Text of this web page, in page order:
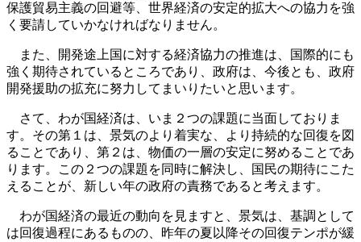
保護貿易主義の回避等、世界経済の安定的拡大への協力を強
く要請していかなければなりません。
また、開発途上国に対する経済協力の推進は、国際的にも
強く期待されているところであり、政府は、今後とも、政府
開発援助の拡充に努力してまいりたいと思います。
さて、わが国経済は、いま２つの課題に当面しておりま
す。その第１は、景気のより着実な、より持続的な回復を図
ることであり、第２は、物価の一層の安定に努めることであ
ります。この２つの課題を同時に解決し、国民の期待にこた
えることが、新しい年の政府の責務であると考えます。
わが国経済の最近の動向を見ますと、景気は、基調として
は回復過程にあるものの、昨年の夏以降その回復テンポが緩